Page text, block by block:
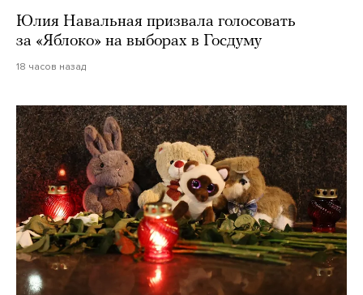
Юлия Навальная призвала голосовать
за «Яблоко» на выборах в Госдуму
18 часов назад